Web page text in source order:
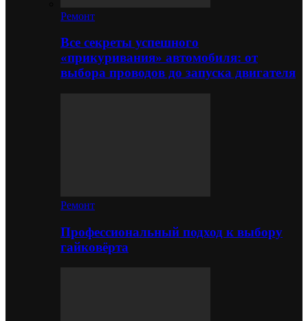
Ремонт
Все секреты успешного
«прикуривания» автомобиля: от
выбора проводов до запуска двигателя
Ремонт
Профессиональный подход к выбору
гайковёрта